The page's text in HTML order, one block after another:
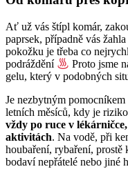
Ať už vás štípl komár,
paprsek, případně vás
pokožku je třeba co
podráždění
Proto jsme
gelu, který v podobných
Je nezbytným
letních měsíců, kdy je
vždy po ruce v
aktivitách. Na vodě, při
houbaření, rybaření,
bodaví nepřátelé nebo jiné